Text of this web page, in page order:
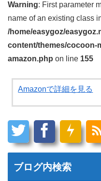
Warning: First parameter
name of an existing class
/home/easygoz/
content/themes/cocoon-
amazon.php on line 155
Amazonで詳細を見る
ブログ内検索